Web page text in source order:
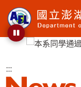
跳到主要內容區塊
:::